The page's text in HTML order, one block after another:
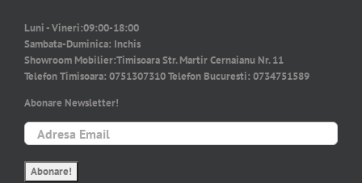
Luni - Vineri:09:00-18:00
Sambata-Duminica: Inchis
Showroom Mobilier:Timisoara Str. Martir Cernaianu Nr. 11
Telefon Timisoara: 0751307310Telefon Bucuresti: 0734751589
Abonare Newsletter!